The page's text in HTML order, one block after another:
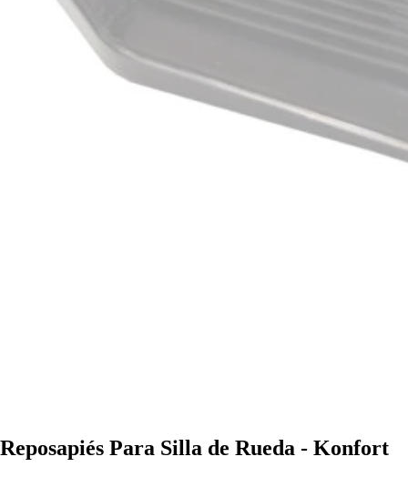
Reposapiés Para Silla de Rueda - Konfort